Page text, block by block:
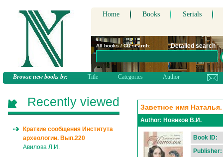
Home Books Serials
All books / CD search: Detailed search
Browse new books by: Title Categories Author
Заветное имя
Author: Новиков В.И.
Book ID:
Publisher:
Recently viewed
Краткие сообщения Института
археологии. Вып.220
Авилова Л.И.